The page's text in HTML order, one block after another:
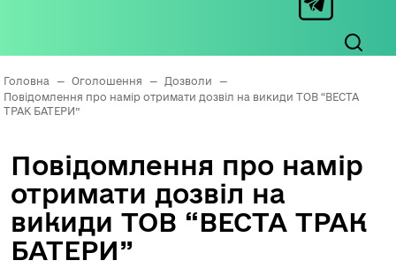
Головна — Оголошення — Дозволи
—
Повідомлення про намір отримати дозвіл на викиди ТОВ “ВЕСТА
ТРАК БАТЕРИ”
Повідомлення про намір
отримати дозвіл на
викиди ТОВ “ВЕСТА ТРАК
БАТЕРИ”